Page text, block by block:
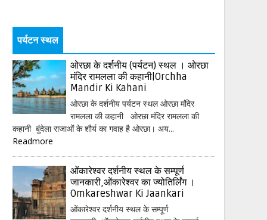
पर्यटन स्थल
ओरछा के दर्शनीय (पर्यटन) स्थल । ओरछा
मंदिर रामलला की कहानी|Orchha
Mandir Ki Kahani
ओरछा के दर्शनीय पर्यटन स्थल ओरछा मंदिर
रामलला की कहानी ओरछा मंदिर रामलला की
कहानी बुंदेला राजाओं के शौर्य का गवाह है ओरछा। अय...
Readmore
ओंकारेश्वर दर्शनीय स्थल के सम्पूर्ण
जानकारी,ओंकारेश्वर का ज्योतिर्लिंग ।
Omkareshwar Ki Jaankari
ओंकारेश्वर दर्शनीय स्थल के सम्पूर्ण